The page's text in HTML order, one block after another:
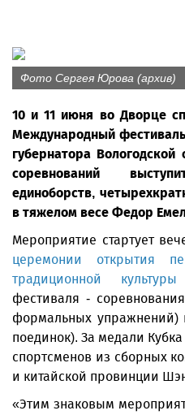
Фото Сергея Юрова (архив)
10 и 11 июня во Дворце
Международный
губернатора
соревнований
единоборств,
в тяжелом весе Федор
Мероприятие стартует
церемонии открытия
традиционной
фестиваля -
формальных упражнений)
поединок). За медали
спортсменов из сборных
и китайской провинции
«Этим знаковым